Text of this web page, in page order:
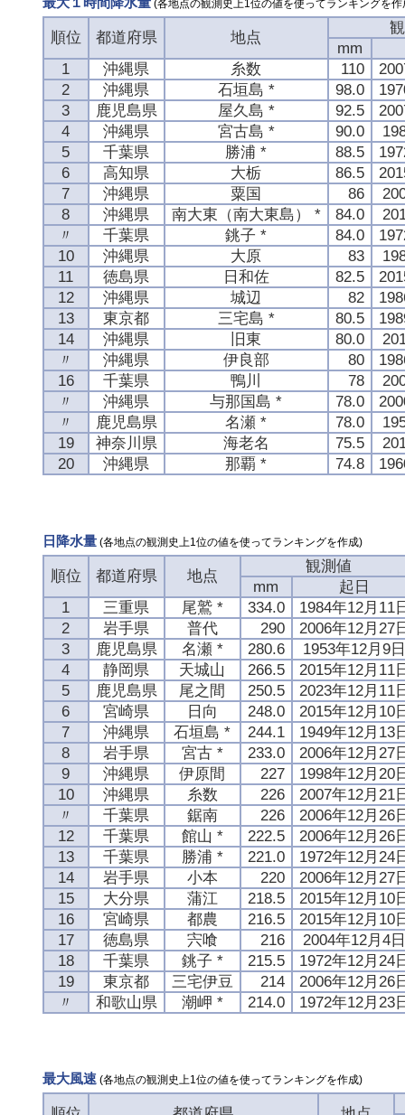
(各地点の観測史上1位の値を使ってランキングを作
順位 都道府県 地点
mm
1
沖縄県 糸数 110
2
沖縄県 石垣島 * 98.0
3
鹿児島県 屋久島 * 92.5
4
沖縄県 宮古島 * 90.0
5
千葉県 勝浦 * 88.5
6
高知県 大栃 86.5
7
沖縄県 粟国 86
8
沖縄県 南大東（南大東島） * 84.0
〃
千葉県 銚子 * 84.0
10
沖縄県 大原 83
11
徳島県 日和佐 82.5
12
沖縄県 城辺 82
13
東京都 三宅島 * 80.5
14
沖縄県 旧東 80.0
〃
沖縄県 伊良部 80
16
千葉県 鴨川 78
〃
沖縄県 与那国島 * 78.0
〃
鹿児島県 名瀬 * 78.0
19
神奈川県 海老名 75.5
20
沖縄県 那覇 * 74.8
日降水量(各地点の観測史上1位の値を使ってランキングを作成)
順位 都道府県 地点
観測値
mm
起日
1
三重県 尾鷲 * 334.0
1984年12月11
2
岩手県 普代 290
2006年12月27
3
鹿児島県 名瀬 * 280.6
1953年12月9
4
静岡県 天城山 266.5
2015年12月11
5
鹿児島県 尾之間 250.5
2023年12月11
6
宮崎県 日向 248.0
2015年12月10
7
沖縄県 石垣島 * 244.1
1949年12月13
8
岩手県 宮古 * 233.0
2006年12月27
9
沖縄県 伊原間 227
1998年12月20
10
沖縄県 糸数 226
2007年12月21
〃
千葉県 鋸南 226
2006年12月26
12
千葉県 館山 * 222.5
2006年12月26
13
千葉県 勝浦 * 221.0
1972年12月24
14
岩手県 小本 220
2006年12月27
15
大分県 蒲江 218.5
2015年12月10
16
宮崎県 都農 216.5
2015年12月10
17
徳島県 宍喰 216
2004年12月4
18
千葉県 銚子 * 215.5
1972年12月24
19
東京都 三宅伊豆 214
2006年12月26
〃
和歌山県 潮岬 * 214.0 1972年12月23
最大風速(各地点の観測史上1位の値を使ってランキングを作成)